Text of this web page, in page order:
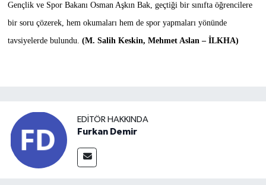
Gençlik ve Spor Bakanı Osman Aşkın Bak, geçtiği bir sınıfta öğrencilere
bir soru çözerek, hem okumaları hem de spor yapmaları yönünde
tavsiyelerde bulundu. (M. Salih Keskin, Mehmet Aslan – İLKHA)
EDITÖR HAKKINDA
Furkan Demir